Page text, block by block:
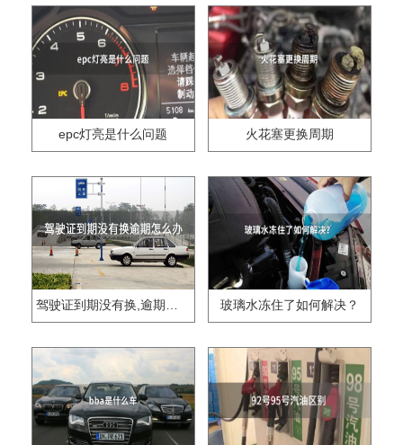
epc灯亮是什么问题 火花塞更换周期
驾驶证到期没有换,逾期怎么办?? 玻璃水冻住了如何解决？